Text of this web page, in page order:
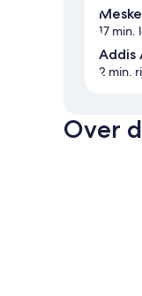
17 min.
Addis
2 min.
Over